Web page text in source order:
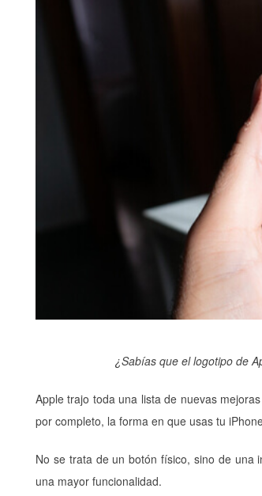
¿Sabías que el logotipo de
Apple trajo toda una lista de nuevas
por completo, la forma en que usas tu
No se trata de un botón físico, sino de una
una mayor funcionalidad.